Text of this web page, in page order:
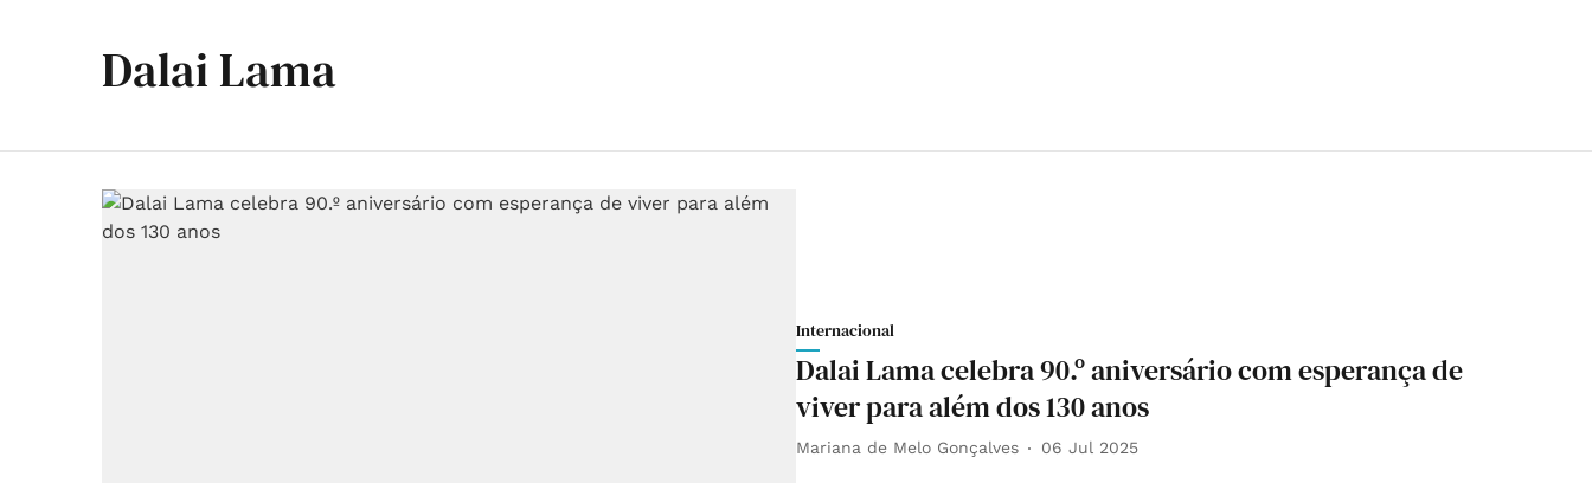
Dalai Lama
Internacional
Dalai Lama celebra 90.º aniversário com esperança de
viver para além dos 130 anos
Mariana de Melo Gonçalves 06 Jul 2025